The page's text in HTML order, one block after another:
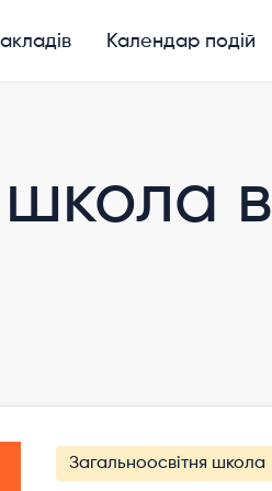
Календар подій
школа в
Загальноосвітня школа